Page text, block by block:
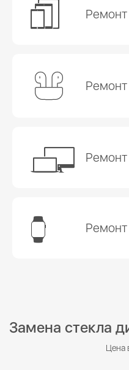
Ремонт
Ремонт
Ремонт
Замена стекла
Цена